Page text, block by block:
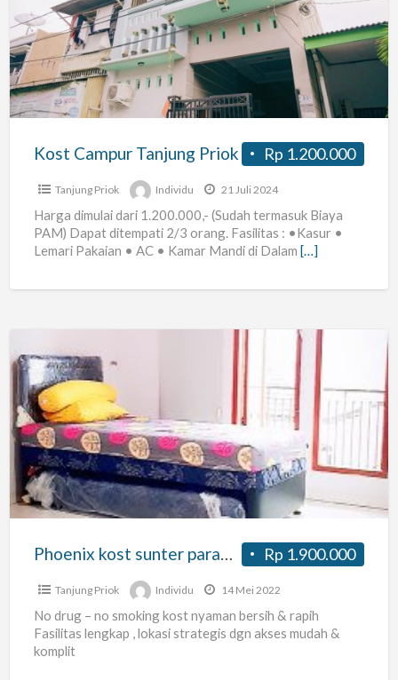
Tanjung
Priok
Rp 1.200.000
Kost Campur Tanjung Priok
Tanjung Priok Individu 21 Juli 2024
Harga dimulai dari 1.200.000,- (Sudah termasuk Biaya
PAM) Dapat ditempati 2/3 orang. Fasilitas : •Kasur •
Lemari Pakaian • AC • Kamar Mandi di Dalam […]
Phoenix
kost
sunter
paradise
Rp 1.900.000
Phoenix kost sunter paradise
Tanjung Priok Individu 14 Mei 2022
No drug – no smoking kost nyaman bersih & rapih
Fasilitas lengkap , lokasi strategis dgn akses mudah &
komplit